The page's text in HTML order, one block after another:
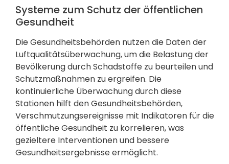
Systeme zum Schutz der öffentlichen
Gesundheit
Die Gesundheitsbehörden nutzen die Daten der
Luftqualitätsüberwachung, um die Belastung der
Bevölkerung durch Schadstoffe zu beurteilen und
Schutzmaßnahmen zu ergreifen. Die
kontinuierliche Überwachung durch diese
Stationen hilft den Gesundheitsbehörden,
Verschmutzungsereignisse mit Indikatoren für die
öffentliche Gesundheit zu korrelieren, was
gezieltere Interventionen und bessere
Gesundheitsergebnisse ermöglicht.